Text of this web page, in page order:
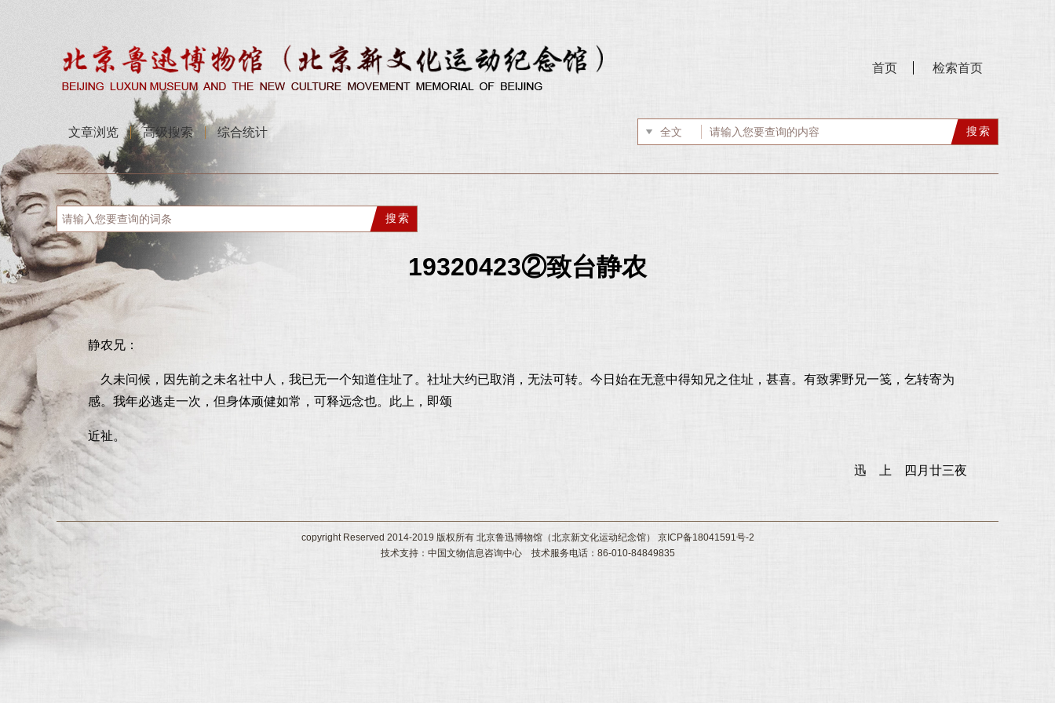
首页 检索首页
文章浏览 高级搜索 综合统计
19320423②致台静农
静农兄：
久未问候，因先前之未名社中人，我已无一个知道住址了。社址大约已取消，无法可转。今日始在无意中得知兄之住址，甚喜。有致霁野兄一笺，乞转寄为
感。我年必逃走一次，但身体顽健如常，可释远念也。此上，即颂
近祉。
迅 上 四月廿三夜
copyright Reserved 2014-2019 版权所有 北京鲁迅博物馆（北京新文化运动纪念馆） 京ICP备18041591号-2
技术支持：中国文物信息咨询中心 技术服务电话：86-010-84849835